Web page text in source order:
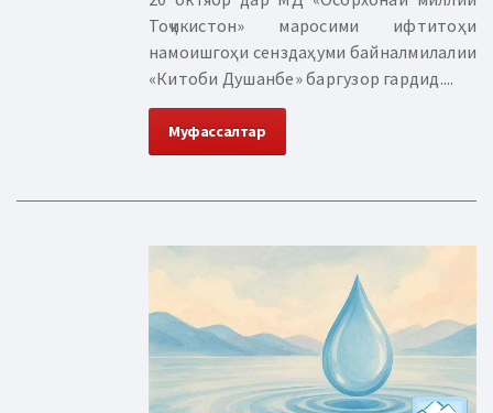
Тоҷикистон» маросими ифтитоҳи
намоишгоҳи сенздаҳуми байналмилалии
«Китоби Душанбе» баргузор гардид....
Муфассалтар